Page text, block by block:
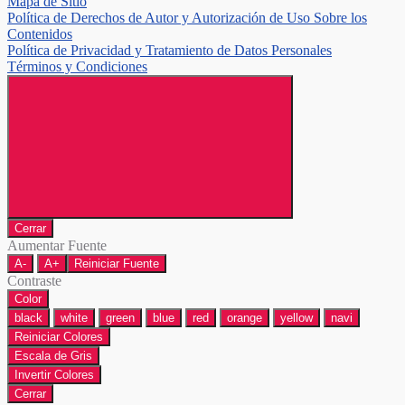
Política de Derechos de Autor y Autorización de Uso Sobre los
Contenidos
Política de Privacidad y Tratamiento de Datos Personales
Términos y Condiciones
Cerrar
Aumentar Fuente
A- A+ Reiniciar Fuente
Contraste
Color
black
white green blue red orange yellow
navi
Reiniciar Colores
Escala de Gris
Invertir Colores
Cerrar